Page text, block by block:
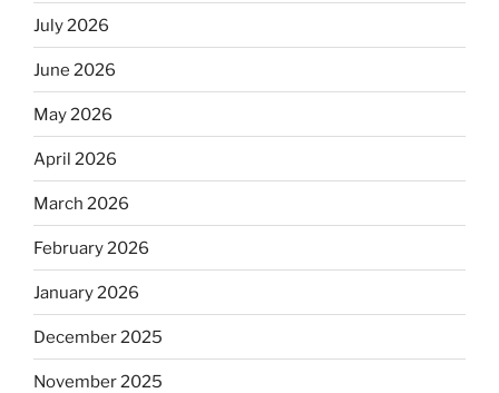
July 2026
June 2026
May 2026
April 2026
March 2026
February 2026
January 2026
December 2025
November 2025